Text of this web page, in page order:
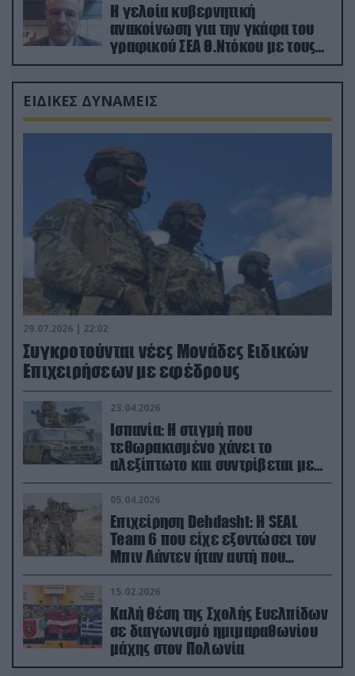
Η γελοία κυβερνητική
ανακοίνωση για την γκάφα του
γραφικού ΣΕΑ Θ.Ντόκου με τους
Ρώσους φαρσέρ
ΕΙΔΙΚΕΣ ΔΥΝΑΜΕΙΣ
29.07.2026 | 22:02
Συγκροτούνται νέες Μονάδες Ειδικών
Επιχειρήσεων με εφέδρους
23.04.2026
Ισπανία: Η στιγμή που
τεθωρακισμένο χάνει το
αλεξίπτωτο και συντρίβεται με
ορμή στο έδαφος (βίντεο)
05.04.2026
Επιχείρηση Dehdasht: Η SEAL
Team 6 που είχε εξοντώσει τον
Μπιν Λάντεν ήταν αυτή που
διέσωσε τον πιλότο του F-15
15.02.2026
Καλή θέση της Σχολής Ευελπίδων
σε διαγωνισμό ημιμαραθωνίου
μάχης στον Πολωνία